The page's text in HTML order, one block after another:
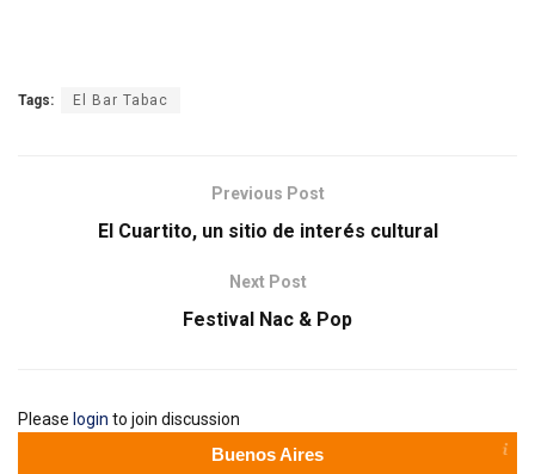
Tags: El Bar Tabac
Previous Post
El Cuartito, un sitio de interés cultural
Next Post
Festival Nac & Pop
Please login to join discussion
Buenos Aires